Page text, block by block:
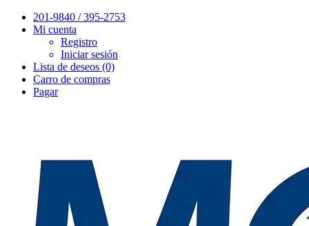
201-9840 / 395-2753
Mi cuenta
Registro
Iniciar sesión
Lista de deseos (0)
Carro de compras
Pagar